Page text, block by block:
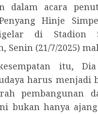
dalam acara
Hinje
di Stadion
Senin (21/7/2025)
itu, Dia
harus menjadi
pembangunan
bukan hanya